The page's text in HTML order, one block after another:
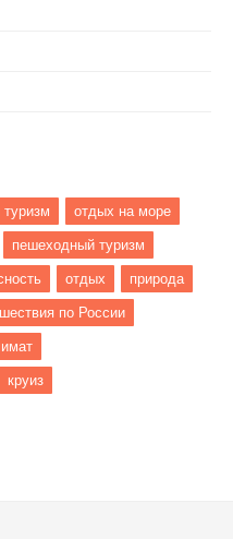
туризм отдых на море
пешеходный туризм
отдых природа
по России
круиз